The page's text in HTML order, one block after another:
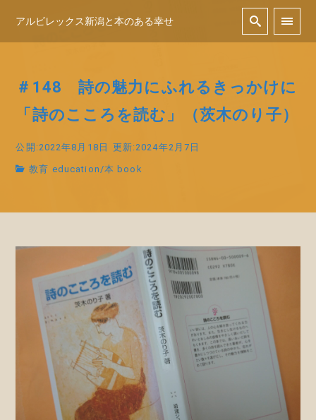
アルビレックス新潟と本のある幸せ
＃148 詩の魅力にふれるきっかけに
「詩のこころを読む」（茨木のり子）
公開:2022年8月18日 更新:2024年2月7日
教育 education /本 book